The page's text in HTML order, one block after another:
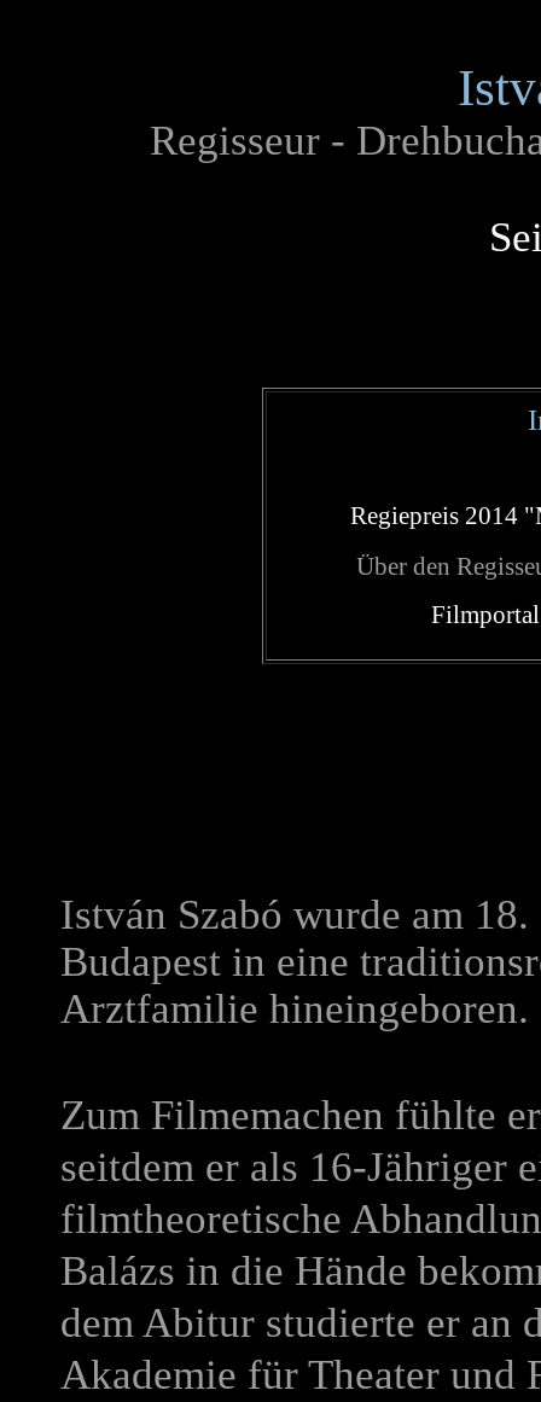
Regisseur -
Regiepreis 2014
Über den
Filmportal
István Szabó wurde am
Budapest in eine
Arztfamilie hineingeboren.
Zum Filmemachen fühlte
seitdem er als 16-Jähriger
filmtheoretische
Balázs in die Hände
dem Abitur studierte er an
Akademie für Theater und